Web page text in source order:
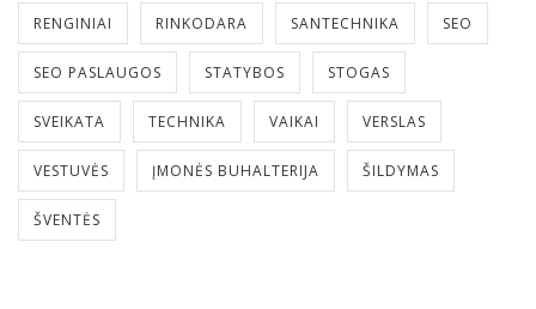
RENGINIAI RINKODARA SANTECHNIKA SEO
SEO PASLAUGOS STATYBOS STOGAS
SVEIKATA TECHNIKA VAIKAI VERSLAS
VESTUVĖS ĮMONĖS BUHALTERIJA ŠILDYMAS
ŠVENTĖS